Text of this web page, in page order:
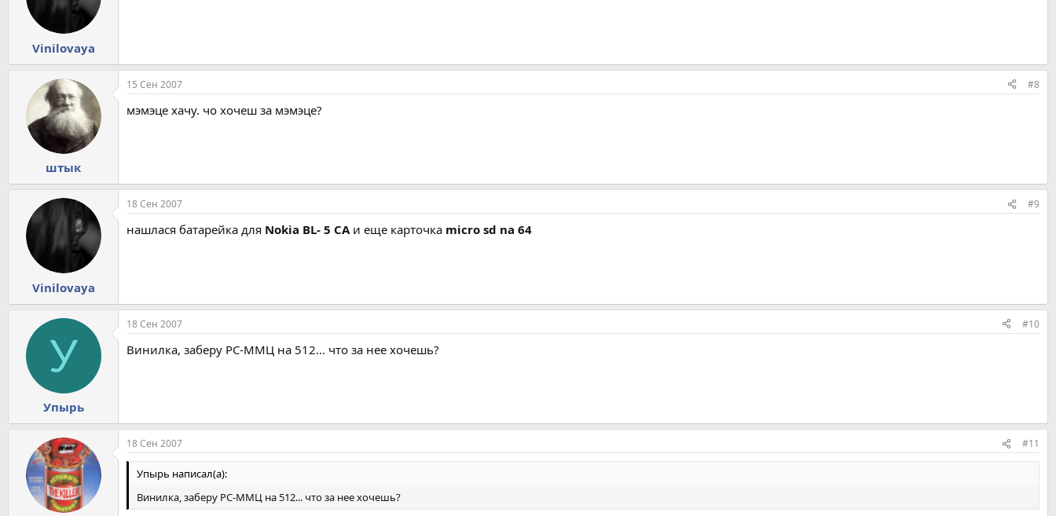
Vinilovaya
штык
15 Сен 2007 #8
мэмэце хачу. чо хочеш за мэмэце?
Vinilovaya
18 Сен 2007 #9
нашлася батарейка для Nokia BL- 5 CAи еще карточка micro sd na 64
У
Упырь
18 Сен 2007 #10
Винилка, заберу РС-ММЦ на 512... что за нее хочешь?
18 Сен 2007 #11
Упырь написал(а):
Винилка, заберу РС-ММЦ на 512... что за нее хочешь?